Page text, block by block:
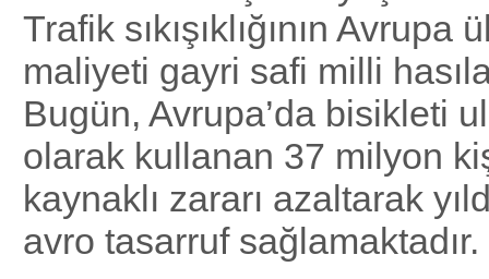
Trafik sıkışıklığının Avrupa
maliyeti gayri safi milli
Bugün, Avrupa’da bisikleti
olarak kullanan 37 milyon
kaynaklı zararı azaltarak
avro tasarruf sağlamaktadır.